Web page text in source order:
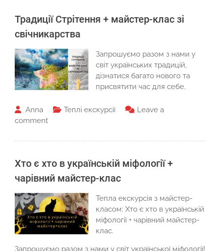
Традиції Стрітення + майстер-клас зі
свічникарства
Запрошуємо разом з нами у
світ українських традицій,
дізнатися багато нового та
присвятити час для себе.
Anna Теплі екскурсії
Leave a
comment
Хто є хто в українській міфології +
чарівний майстер-клас
Тепла екскурсія з майстер-
класом: Хто є хто в українській
міфології + чарівний майстер-
клас.
Запрошуємо разом з нами у світ української міфології!